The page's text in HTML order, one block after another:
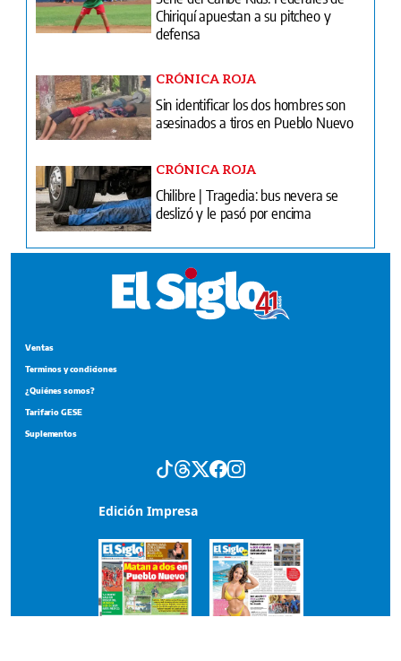
Chiriquí apuestan a su pitcheo y
defensa
CRÓNICA ROJA
Sin identificar los dos hombres son
asesinados a tiros en Pueblo Nuevo
CRÓNICA ROJA
Chilibre | Tragedia: bus nevera se
deslizó y le pasó por encima
Ventas
Terminos y condiciones
¿Quiénes somos?
Tarifario GESE
Suplementos
Edición Impresa